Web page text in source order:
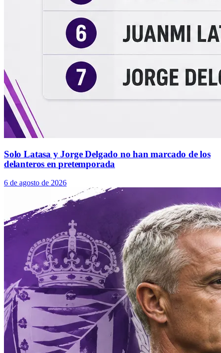
Solo Latasa y Jorge Delgado no han marcado de los
delanteros en pretemporada
6 de agosto de 2026